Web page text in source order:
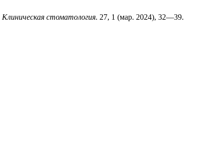
Клиническая стоматология. 27, 1 (мар. 2024), 32—39.